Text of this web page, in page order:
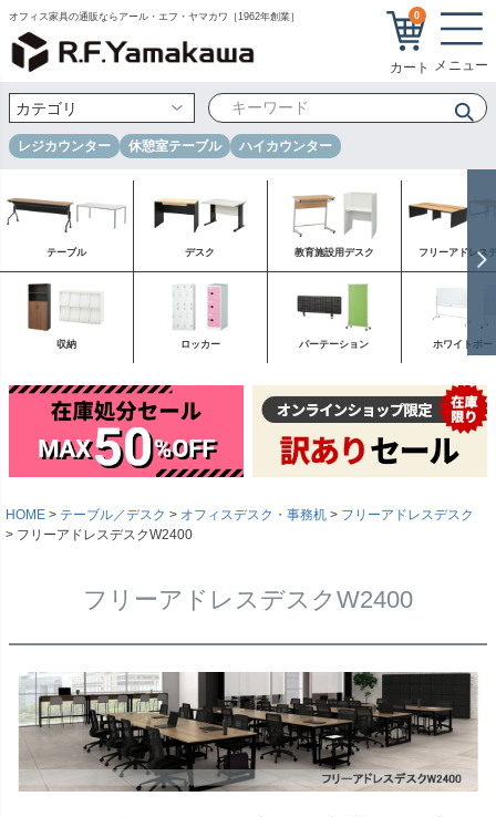
オフィス家具の通販ならアール・エフ・ヤマカワ［1962年創業］ 0
レジカウンター 休憩室テーブル ハイカウンター
テーブル デスク 教育施設用デスク フリーアドレス
収納 ロッカー パーテーション ホワイトボー
HOME テーブル／デスク オフィスデスク・事務机
フリーアドレスデスク
フリーアドレスデスクW2400
フリーアドレスデスクW2400